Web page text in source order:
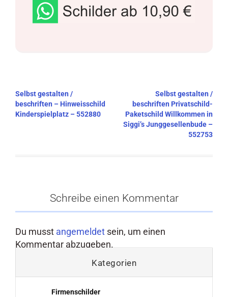
Beitragsnavigation
Selbst gestalten /
beschriften – Hinweisschild
Kinderspielplatz – 552880
Selbst gestalten /
beschriften Privatschild-
Paketschild Willkommen in
Siggi’s Junggesellenbude –
552753
Schreibe einen Kommentar
Du musst angemeldet sein, um einen
Kommentar abzugeben.
Kategorien
Firmenschilder